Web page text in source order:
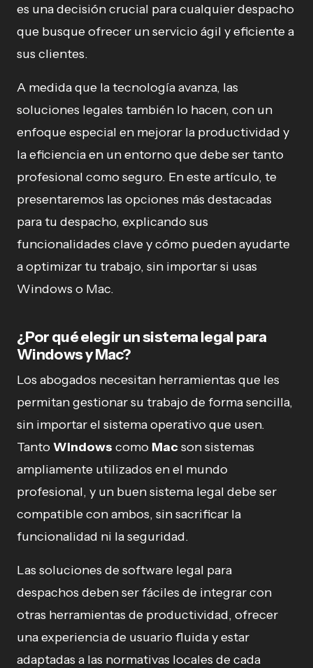
es una decisión crucial para cualquier despacho
que busque ofrecer un servicio ágil y eficiente a
sus clientes.
A medida que la tecnología avanza, las
soluciones legales también lo hacen, con un
enfoque especial en mejorar la productividad y
la eficiencia en un entorno que debe ser tanto
profesional como seguro. En este artículo, te
presentaremos las opciones más destacadas
para tu despacho, explicando sus
funcionalidades clave y cómo pueden ayudarte
a optimizar tu trabajo, sin importar si usas
Windows o Mac.
¿Por qué elegir un sistema legal para
Windows y Mac?
Los abogados necesitan herramientas que les
permitan gestionar su trabajo de forma sencilla,
sin importar el sistema operativo que usen.
Tanto Windows como Macson sistemas
ampliamente utilizados en el mundo
profesional, y un buen sistema legal debe ser
compatible con ambos, sin sacrificar la
funcionalidad ni la seguridad.
Las soluciones de software legal para
despachos deben ser fáciles de integrar con
otras herramientas de productividad, ofrecer
una experiencia de usuario fluida y estar
adaptadas a las normativas locales de cada